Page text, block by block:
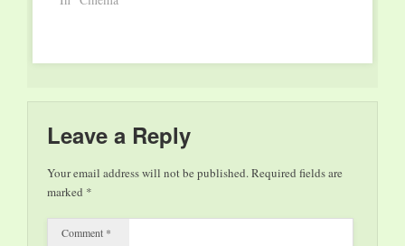
Leave a Reply
Your email address will not be published.Required fields are
marked *
Comment *